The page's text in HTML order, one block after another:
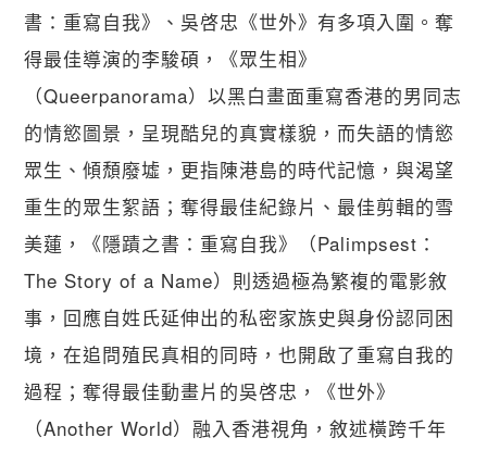
書：重寫自我》、吳啓忠《世外》有多項入圍。奪
得最佳導演的李駿碩，《眾生相》
（Queerpanorama）以黑白畫面重寫香港的男同志
的情慾圖景，呈現酷兒的真實樣貌，而失語的情慾
眾生、傾頹廢墟，更指陳港島的時代記憶，與渴望
重生的眾生絮語；奪得最佳紀錄片、最佳剪輯的雪
美蓮，《隱蹟之書：重寫自我》（Palimpsest：
The Story of a Name）則透過極為繁複的電影敘
事，回應自姓氏延伸出的私密家族史與身份認同困
境，在追問殖民真相的同時，也開啟了重寫自我的
過程；奪得最佳動畫片的吳啓忠，《世外》
（Another World）融入香港視角，敘述橫跨千年